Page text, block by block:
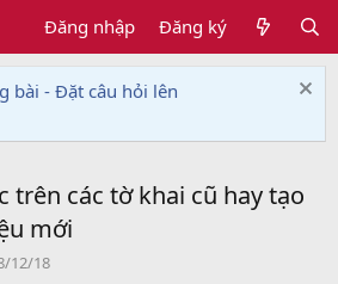
Đăng nhập Đăng ký
bài - Đặt câu hỏi lên
trên các tờ khai cũ hay tạo
mới
12/18